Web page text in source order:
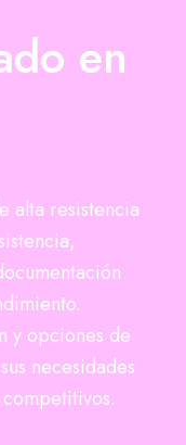
en
alta resistencia
y opciones de
necesidades